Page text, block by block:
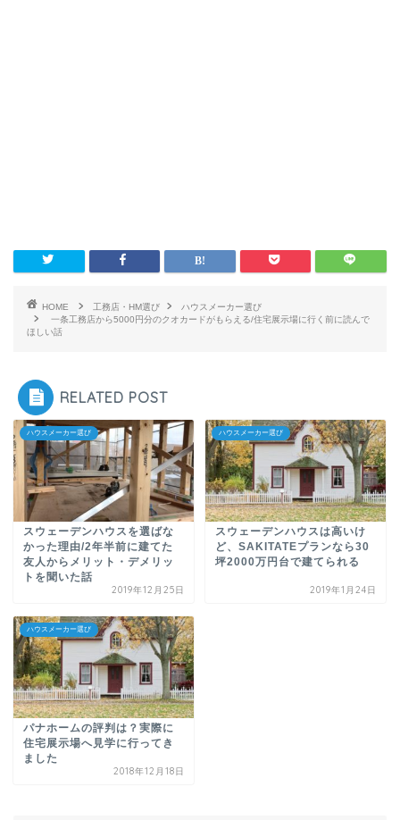
HOME 工務店・HM選び
ハウスメーカー選び
一条工務店から5000円分のクオカードがもらえる/住宅展示場に行く前に読んで
ほしい話
RELATED POST
ハウスメーカー選び
スウェーデンハウスを選ばな
かった理由/2年半前に建てた
友人からメリット・デメリッ
トを聞いた話
2019年12月25日
ハウスメーカー選び
スウェーデンハウスは高いけ
ど、SAKITATEプランなら30
坪2000万円台で建てられる
2019年1月24日
ハウスメーカー選び
パナホームの評判は？実際に
住宅展示場へ見学に行ってき
ました
2018年12月18日